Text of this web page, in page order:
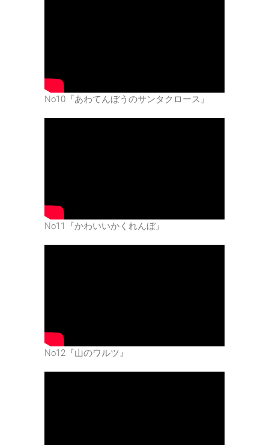
No10『あわてんぼうのサンタクロース』
No11『かわいいかくれんぼ』
No12『山のワルツ』